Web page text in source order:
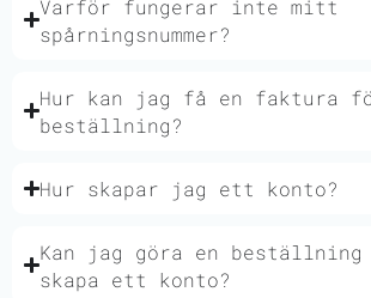
Varför fungerar inte mitt
spårningsnummer?
Hur kan jag få en faktura
beställning?
Hur skapar jag ett konto?
Kan jag göra en
skapa ett konto?